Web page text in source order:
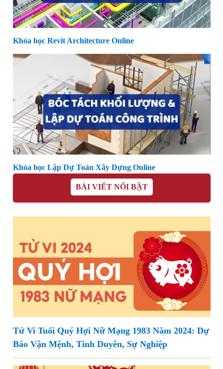
Khóa học Revit Architecture Online
Khóa học Lập Dự Toán Xây Dựng Online
BÀI VIẾT NỔI BẬT
Tử Vi Tuổi Quý Hợi Nữ Mạng 1983 Năm 2024: Dự
Báo Vận Mệnh, Tình Duyên, Sự Nghiệp